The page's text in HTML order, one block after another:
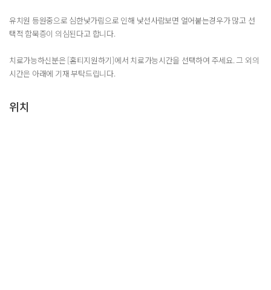
유치원 등원중으로 심한낯가림으로 인해 낯선사람보면 얼어붙는경우가 많고 선
택적 함묵증이 의심된다고 합니다.
치료가능하신분은 [홈티지원하기]에서 치료가능시간을 선택하여 주세요. 그 외의
시간은 아래에 기재 부탁드립니다.
위치